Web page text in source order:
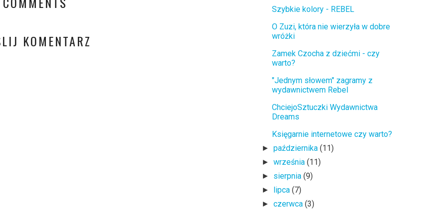
KOMENTARZ
Szybkie kolory - REBEL
O Zuzi, która nie wierzyła w dobre
wróżki
Zamek Czocha z dziećmi - czy
warto?
"Jednym słowem" zagramy z
wydawnictwem Rebel
ChciejoSztuczki Wydawnictwa
Dreams
Księgarnie internetowe czy warto?
►października(11)
►września(11)
► sierpnia(9)
► lipca(7)
►czerwca(3)